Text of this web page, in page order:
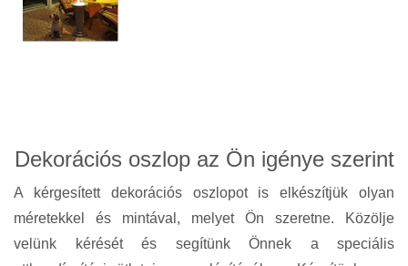
Dekorációs oszlop az Ön igénye szerint
A kérgesített dekorációs oszlopot is elkészítjük olyan
méretekkel és mintával, melyet Ön szeretne. Közölje
velünk kérését és segítünk Önnek a speciális